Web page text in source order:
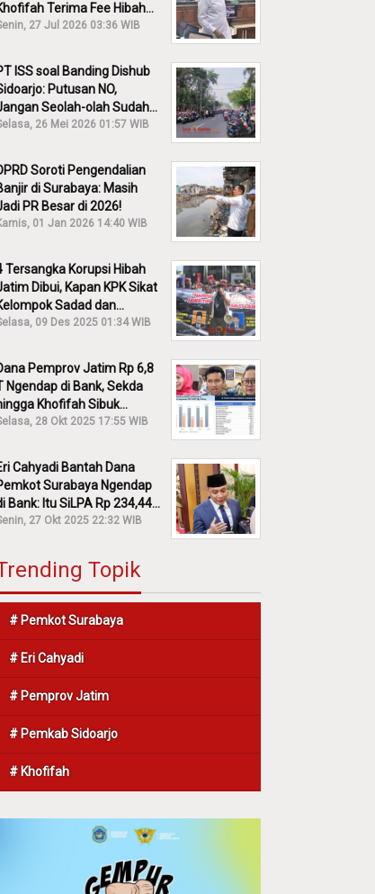
Terima Fee Hibah
Diusut?
27 Jul 2026 03:36 WIB
ISS soal Banding Dishub
Putusan NO,
Seolah-olah Sudah
26 Mei 2026 01:57 WIB
Soroti Pengendalian
di Surabaya: Masih
PR Besar di 2026!
01 Jan 2026 14:40 WIB
Tersangka Korupsi Hibah
Dibui, Kapan KPK Sikat
Sadad dan
09 Des 2025 01:34 WIB
Pemprov Jatim Rp 6,8
Ngendap di Bank, Sekda
Khofifah Sibuk
28 Okt 2025 17:55 WIB
Cahyadi Bantah Dana
Surabaya Ngendap
Bank: Itu SiLPA Rp 234,44
27 Okt 2025 22:32 WIB
Topik
# Pemkot Surabaya
# Eri Cahyadi
# Pemprov Jatim
# Pemkab Sidoarjo
# Khofifah